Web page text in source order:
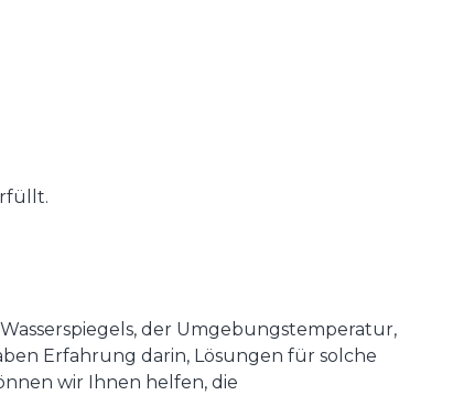
der Umgebungstemperatur,
Erfahrung darin, Lösungen für solche
wir Ihnen helfen, die